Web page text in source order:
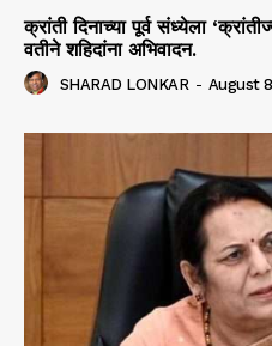
क्रांती दिनाच्या पूर्व संध्येला
वतीने शहिदांना अभिवादन.
SHARAD LONKAR - August